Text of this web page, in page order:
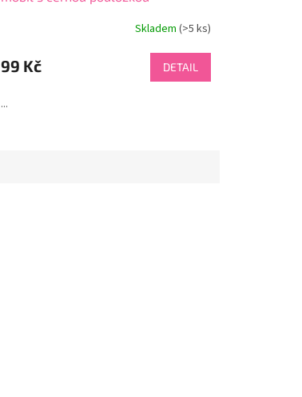
Skladem (>5 ks)
99 Kč DETAIL
...